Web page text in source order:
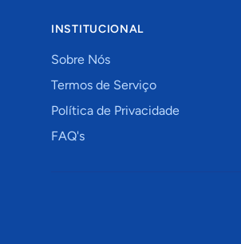
INSTITUCIONAL
Sobre Nós
Termos de Serviço
Política de Privacidade
FAQ's